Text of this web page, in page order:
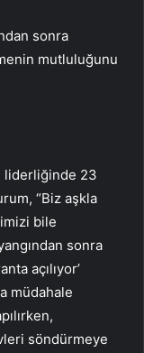
sonra
mutluluğunu
liderliğinde 23
“Biz aşkla
bile
sonra
açılıyor’
müdahale
söndürmeye